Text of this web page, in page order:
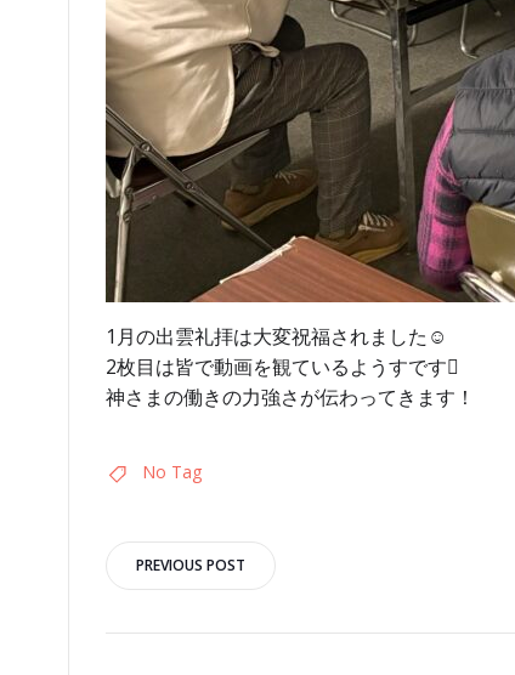
1月の出雲礼拝は大変祝福されました☺︎
2枚目は皆で動画を観ているようすです
神さまの働きの力強さが伝わってきます！
No Tag
投
稿
PREVIOUS POST